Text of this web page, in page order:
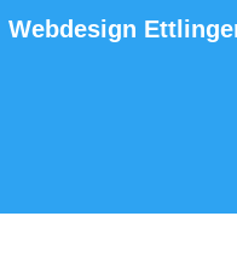
Webdesign